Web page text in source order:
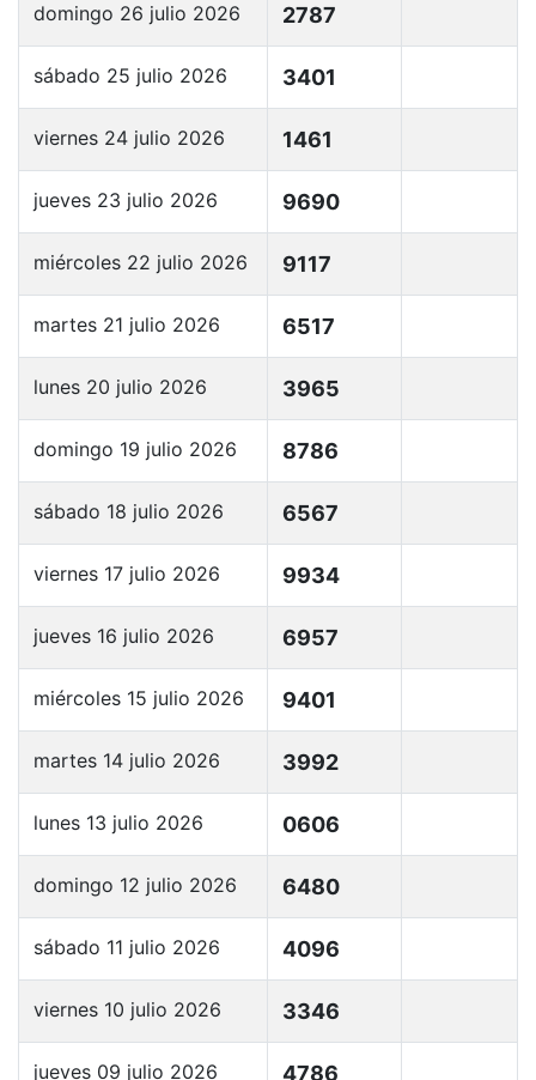
domingo 26 julio 2026 2787
sábado 25 julio 2026 3401
viernes 24 julio 2026 1461
jueves 23 julio 2026 9690
miércoles 22 julio 2026 9117
martes 21 julio 2026 6517
lunes 20 julio 2026 3965
domingo 19 julio 2026 8786
sábado 18 julio 2026 6567
viernes 17 julio 2026 9934
jueves 16 julio 2026 6957
miércoles 15 julio 2026 9401
martes 14 julio 2026 3992
lunes 13 julio 2026 0606
domingo 12 julio 2026 6480
sábado 11 julio 2026 4096
viernes 10 julio 2026 3346
jueves 09 julio 2026 4786